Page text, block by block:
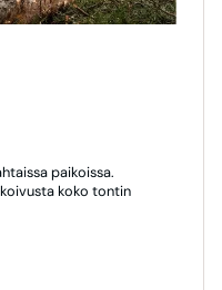
paikoissa.
koko tontin